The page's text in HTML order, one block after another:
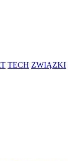
TECH ZWIĄZKI